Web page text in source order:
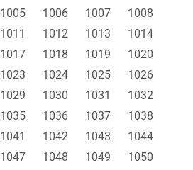
1005 1006 1007
1008
1011 1012 1013
1014
1017 1018 1019
1020
1023 1024 1025
1026
1029 1030 1031
1032
1035 1036 1037
1038
1041 1042 1043
1044
1047 1048 1049
1050